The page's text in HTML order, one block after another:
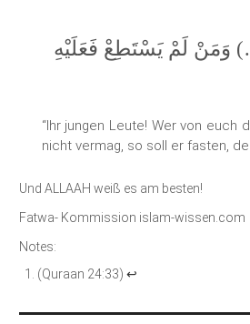
وَمَنْ لَمْ يَسْتَطِعْ فَعَلَيْهِ
“Ihr jungen Leute! Wer von
nicht vermag, so soll er fasten,
Und ALLAAH weiß es am besten!
Fatwa- Kommission islam-wissen.com
Notes:
(Quraan 24:33) ↩